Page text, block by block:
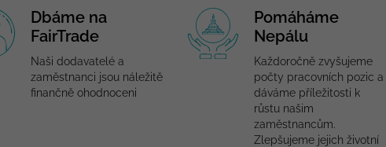
Dbáme na
FairTrade
Naši dodavatelé a
zaměstnanci jsou náležitě
finančně ohodnoceni
Pomáháme
Nepálu
Každoročně zvyšujeme
počty pracovních pozic a
dáváme příležitosti k
růstu našim
zaměstnancům.
Zlepšujeme jejich životní